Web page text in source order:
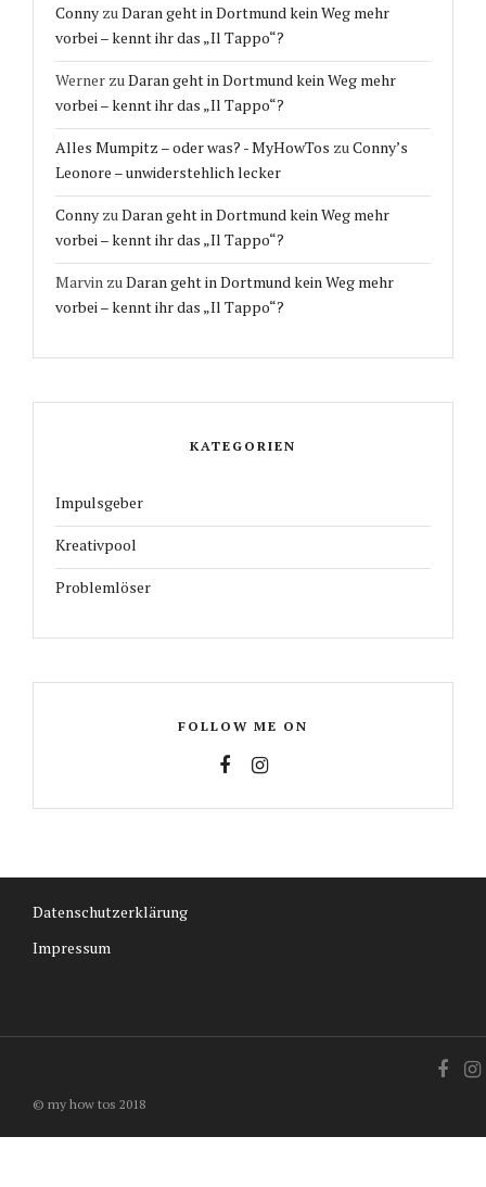
Conny zu Daran geht in Dortmund kein Weg mehr
vorbei – kennt ihr das „Il Tappo“?
Werner zu Daran geht in Dortmund kein Weg mehr
vorbei – kennt ihr das „Il Tappo“?
Alles Mumpitz – oder was? - MyHowTos zu Conny’s
Leonore – unwiderstehlich lecker
Conny zu Daran geht in Dortmund kein Weg mehr
vorbei – kennt ihr das „Il Tappo“?
Marvin zu Daran geht in Dortmund kein Weg mehr
vorbei – kennt ihr das „Il Tappo“?
KATEGORIEN
Impulsgeber
Kreativpool
Problemlöser
FOLLOW ME ON
Datenschutzerklärung
Impressum
© my how tos 2018